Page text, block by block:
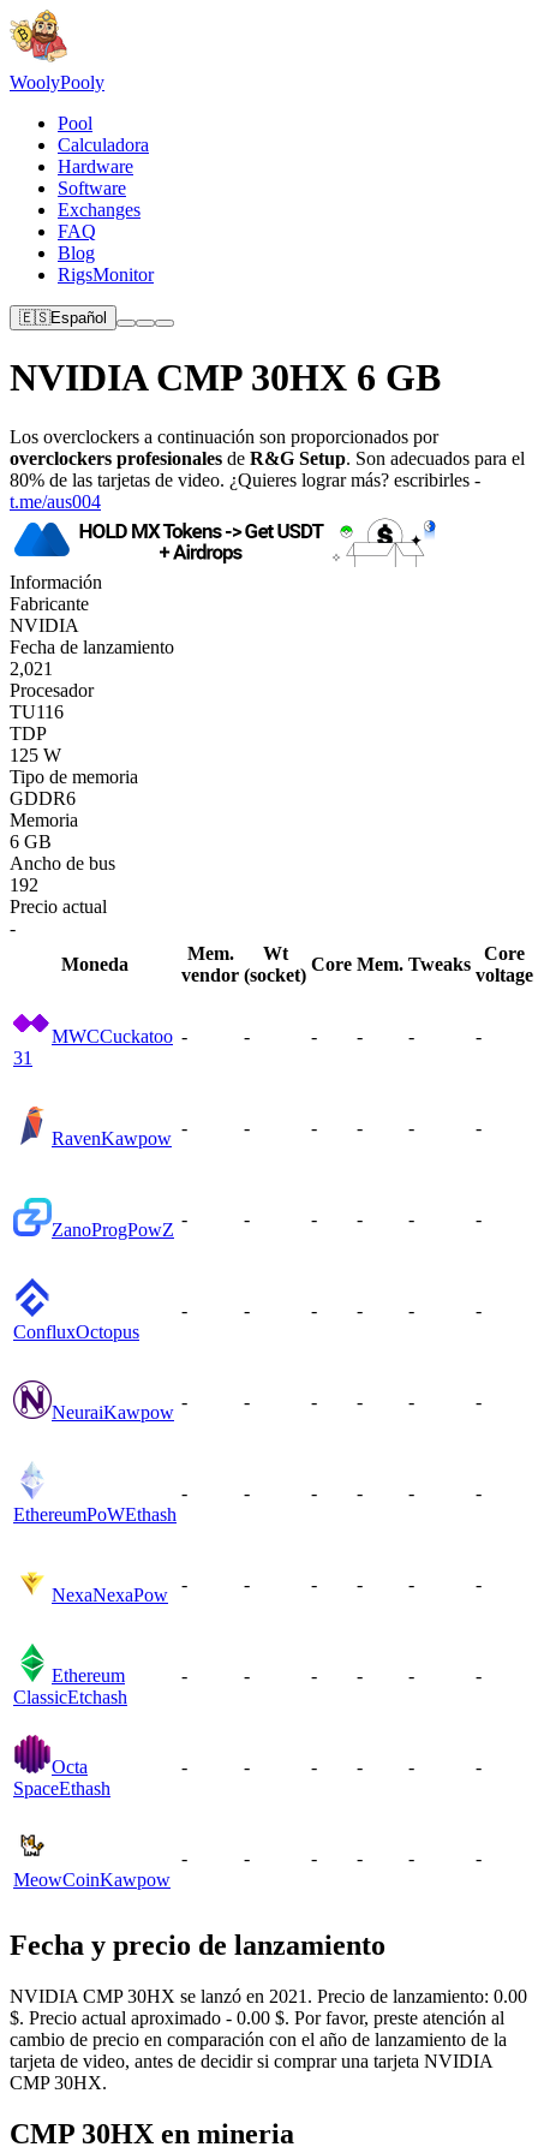
WoolyPooly
Pool
Calculadora
Hardware
Software
Exchanges
FAQ
Blog
RigsMonitor
🇪🇸Español
NVIDIA CMP 30HX 6 GB
Los overclockers a continuación son proporcionados por
overclockers profesionales de R&G Setup. Son adecuados para el
80% de las tarjetas de video. ¿Quieres lograr más? escribirles -
t.me/aus004
Información
Fabricante
NVIDIA
Fecha de lanzamiento
2,021
Procesador
TU116
TDP
125 W
Tipo de memoria
GDDR6
Memoria
6 GB
Ancho de bus
192
Precio actual
-
Moneda
Mem.
vendor
Wt
(socket)
Core Mem. Tweaks
Core
voltage
MWCCuckatoo
31
- - - - - -
RavenKawpow
- - - - - -
ZanoProgPowZ
- - - - - -
ConfluxOctopus
- - - - - -
NeuraiKawpow
- - - - - -
EthereumPoWEthash
- - - - - -
NexaNexaPow
- - - - - -
Ethereum
ClassicEtchash
- - - - - -
Octa
SpaceEthash
- - - - - -
MeowCoinKawpow
- - - - - -
Fecha y precio de lanzamiento
NVIDIA CMP 30HX se lanzó en 2021. Precio de lanzamiento: 0.00
$. Precio actual aproximado - 0.00 $. Por favor, preste atención al
cambio de precio en comparación con el año de lanzamiento de la
tarjeta de video, antes de decidir si comprar una tarjeta NVIDIA
CMP 30HX.
CMP 30HX en mineria